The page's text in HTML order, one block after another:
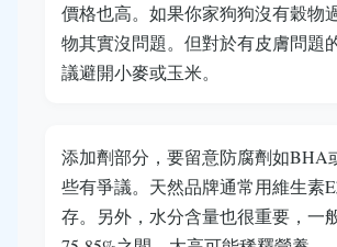
價格也高。如果你家狗狗沒有穀物
物其實沒問題。但對於有皮膚問題
議避開小麥或玉米。
添加劑部分，要留意防腐劑如BHA
些有爭議。天然品牌通常用維生素
存。另外，水分含量也很重要，一